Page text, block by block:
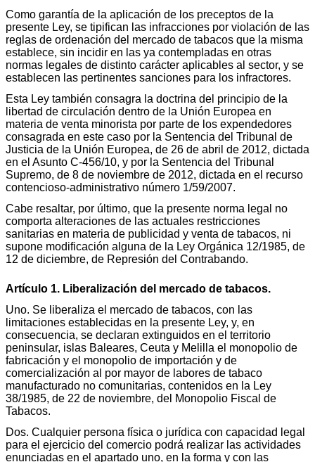
Como garantía de la aplicación de los preceptos de la
presente Ley, se tipifican las infracciones por violación de las
reglas de ordenación del mercado de tabacos que la misma
establece, sin incidir en las ya contempladas en otras
normas legales de distinto carácter aplicables al sector, y se
establecen las pertinentes sanciones para los infractores.
Esta Ley también consagra la doctrina del principio de la
libertad de circulación dentro de la Unión Europea en
materia de venta minorista por parte de los expendedores
consagrada en este caso por la Sentencia del Tribunal de
Justicia de la Unión Europea, de 26 de abril de 2012, dictada
en el Asunto C-456/10, y por la Sentencia del Tribunal
Supremo, de 8 de noviembre de 2012, dictada en el recurso
contencioso-administrativo número 1/59/2007.
Cabe resaltar, por último, que la presente norma legal no
comporta alteraciones de las actuales restricciones
sanitarias en materia de publicidad y venta de tabacos, ni
supone modificación alguna de la Ley Orgánica 12/1985, de
12 de diciembre, de Represión del Contrabando.
Artículo 1. Liberalización del mercado de tabacos.
Uno. Se liberaliza el mercado de tabacos, con las
limitaciones establecidas en la presente Ley, y, en
consecuencia, se declaran extinguidos en el territorio
peninsular, islas Baleares, Ceuta y Melilla el monopolio de
fabricación y el monopolio de importación y de
comercialización al por mayor de labores de tabaco
manufacturado no comunitarias, contenidos en la Ley
38/1985, de 22 de noviembre, del Monopolio Fiscal de
Tabacos.
Dos. Cualquier persona física o jurídica con capacidad legal
para el ejercicio del comercio podrá realizar las actividades
enunciadas en el apartado uno, en la forma y con las